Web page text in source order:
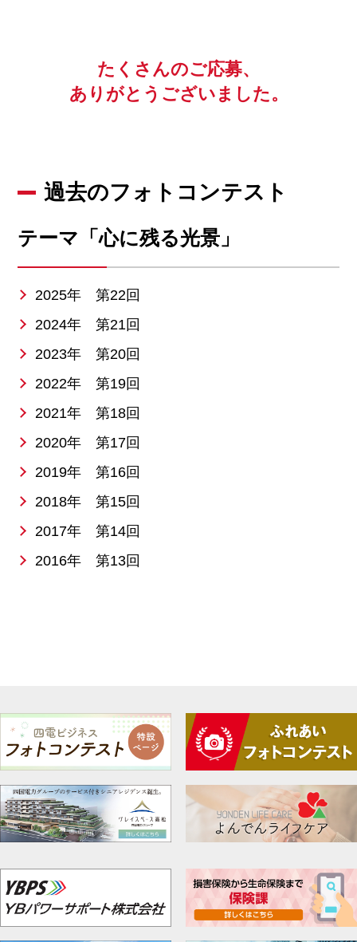
たくさんのご応募、
ありがとうございました。
過去のフォトコンテスト
テーマ「心に残る光景」
2025年 第22回
2024年 第21回
2023年 第20回
2022年 第19回
2021年 第18回
2020年 第17回
2019年 第16回
2018年 第15回
2017年 第14回
2016年 第13回